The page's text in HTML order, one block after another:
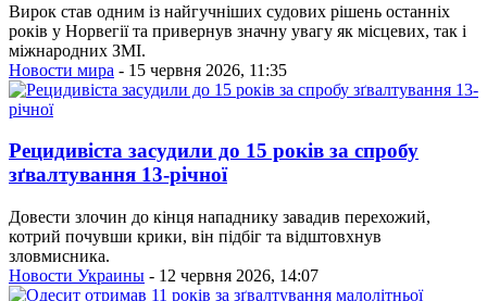
Вирок став одним із найгучніших судових рішень останніх
років у Норвегії та привернув значну увагу як місцевих, так і
міжнародних ЗМІ.
Новости мира - 15 червня 2026, 11:35
Рецидивіста засудили до 15 років за спробу
зґвалтування 13-річної
Довести злочин до кінця нападнику завадив перехожий,
котрий почувши крики, він підбіг та відштовхнув
зловмисника.
Новости Украины - 12 червня 2026, 14:07